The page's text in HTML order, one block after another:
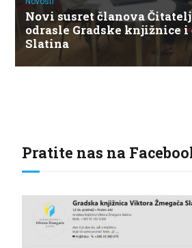
Novi susret članova
odrasle Gradske knjižnice
Slatina
Pratite nas na